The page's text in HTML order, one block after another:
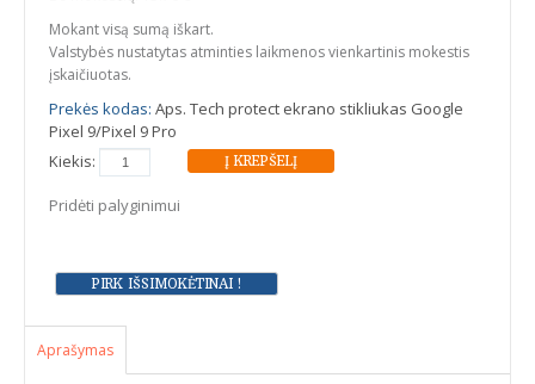
Mokant visą sumą iškart.
Valstybės nustatytas atminties laikmenos vienkartinis mokestis
įskaičiuotas.
Prekės kodas: Aps. Tech protect ekrano stikliukas Google
Pixel 9/Pixel 9 Pro
Kiekis:
Pridėti palyginimui
Aprašymas